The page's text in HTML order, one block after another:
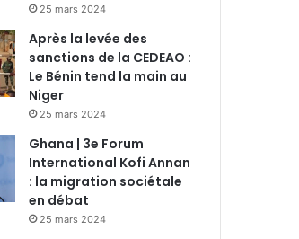
25 mars 2024
Après la levée des
sanctions de la CEDEAO :
Le Bénin tend la main au
Niger
25 mars 2024
Ghana | 3e Forum
International Kofi Annan
: la migration sociétale
en débat
25 mars 2024